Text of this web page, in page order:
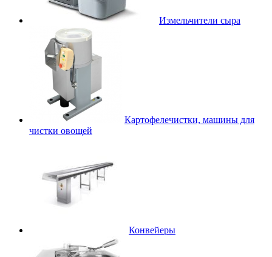
Измельчители сыра
Картофелечистки, машины для
чистки овощей
Конвейеры